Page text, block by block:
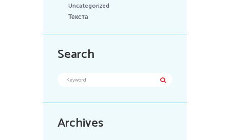
Uncategorized
Текста
Search
Archives